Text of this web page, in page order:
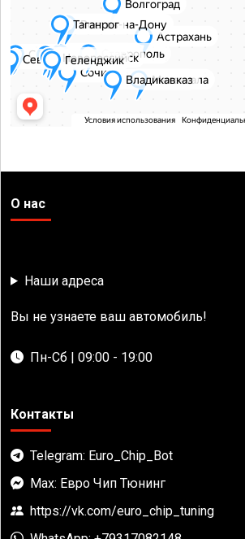
О нас
Наши адреса
Вы не узнаете ваш автомобиль!
Пн-Сб | 09:00 - 19:00
Контакты
Telegram: Euro_Chip_Bot
Max: Евро Чип Тюнинг
https://vk.com/euro_chip_tuning